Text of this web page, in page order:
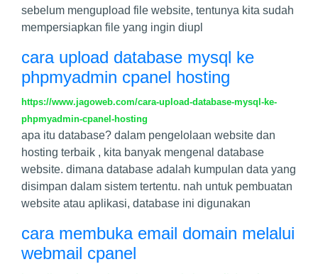
sebelum mengupload file website, tentunya kita sudah
mempersiapkan file yang ingin diupl
cara upload database mysql ke
phpmyadmin cpanel hosting
https://www.jagoweb.com/cara-upload-database-mysql-ke-
phpmyadmin-cpanel-hosting
apa itu database? dalam pengelolaan website dan
hosting terbaik , kita banyak mengenal database
website. dimana database adalah kumpulan data yang
disimpan dalam sistem tertentu. nah untuk pembuatan
website atau aplikasi, database ini digunakan
cara membuka email domain melalui
webmail cpanel